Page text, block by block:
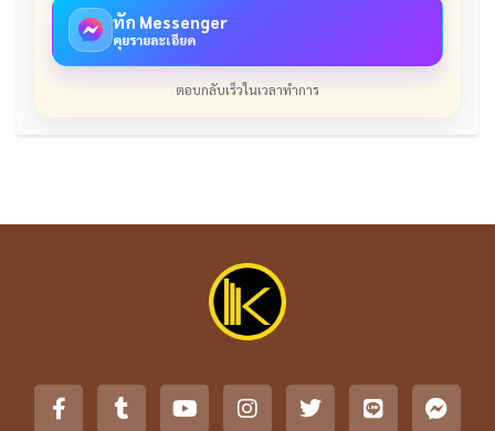
ทัก Messenger
คุยรายละเอียด
ตอบกลับเร็วในเวลาทำการ